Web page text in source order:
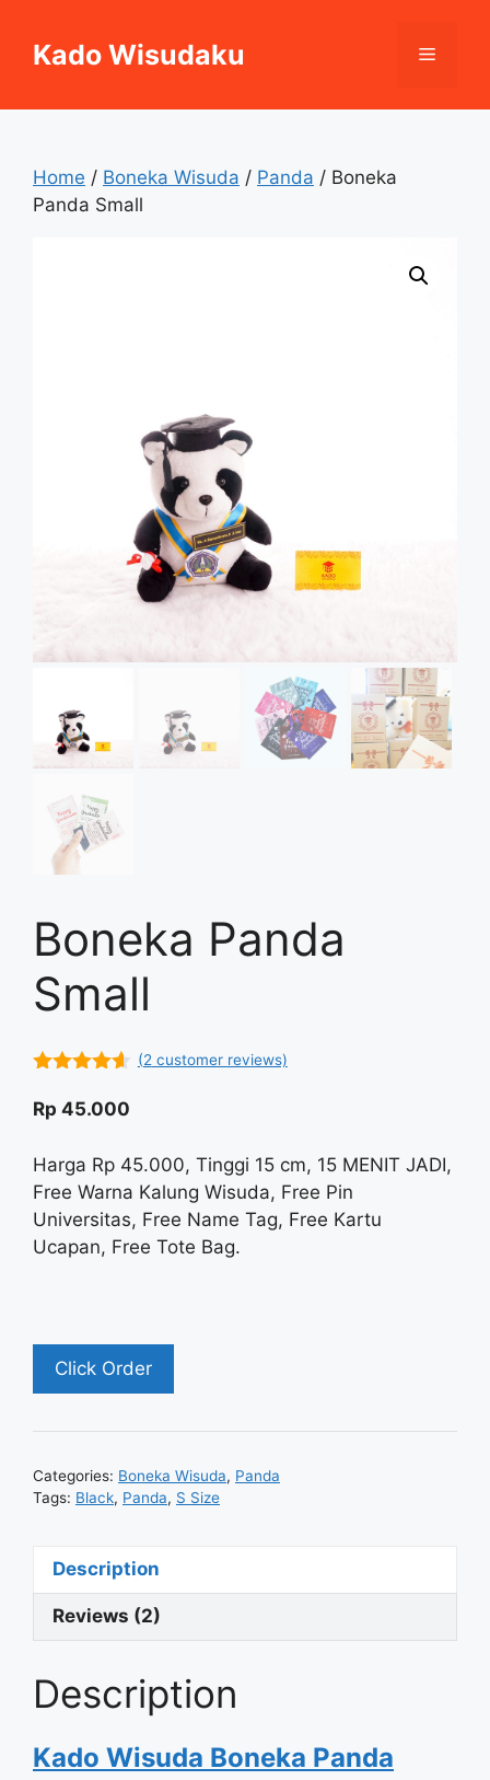
contentKado Wisudaku Menu
Home / Boneka Wisuda / Panda / Boneka
Panda Small
Boneka Panda
Small
of 5
(2 customer reviews)
Rp 45.000
Harga Rp 45.000, Tinggi 15 cm, 15 MENIT JADI,
Free Warna Kalung Wisuda, Free Pin
Universitas, Free Name Tag, Free Kartu
Ucapan, Free Tote Bag.
Click Order
Categories: Boneka Wisuda, Panda
Tags: Black, Panda, S Size
Description
Reviews (2)
Description
Kado Wisuda Boneka Panda